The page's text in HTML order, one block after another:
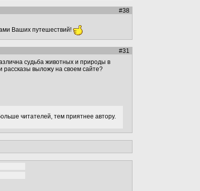
#38
Ваших путешествий!
#31
судьба животных и природы в
выложу на своем сайте?
читателей, тем приятнее автору.